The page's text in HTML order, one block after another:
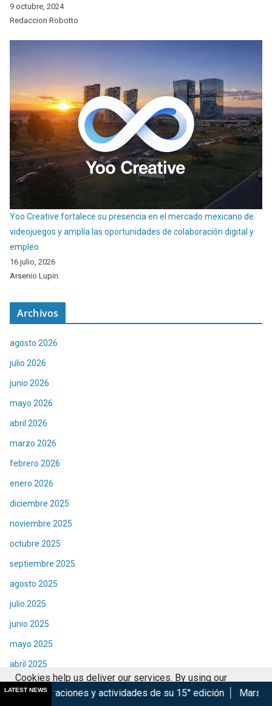
9 octubre, 2024
Redaccion Robotto
Yoo Creative fortalece su presencia en el mercado mexicano de
videojuegos y amplía las oportunidades de colaboración digital y
empleo
16 julio, 2026
Arsenio Lupin
Archivos
agosto 2026
julio 2026
junio 2026
mayo 2026
abril 2026
marzo 2026
febrero 2026
enero 2026
diciembre 2025
noviembre 2025
octubre 2025
septiembre 2025
agosto 2025
julio 2025
junio 2025
mayo 2025
abril 2025
marzo 2025
LATEST NEWS
y actividades de su 15° edición Marsupilami: Caos a
Cookies help us deliver our services. By using our
services, you agree to our use of cookies.
Got it